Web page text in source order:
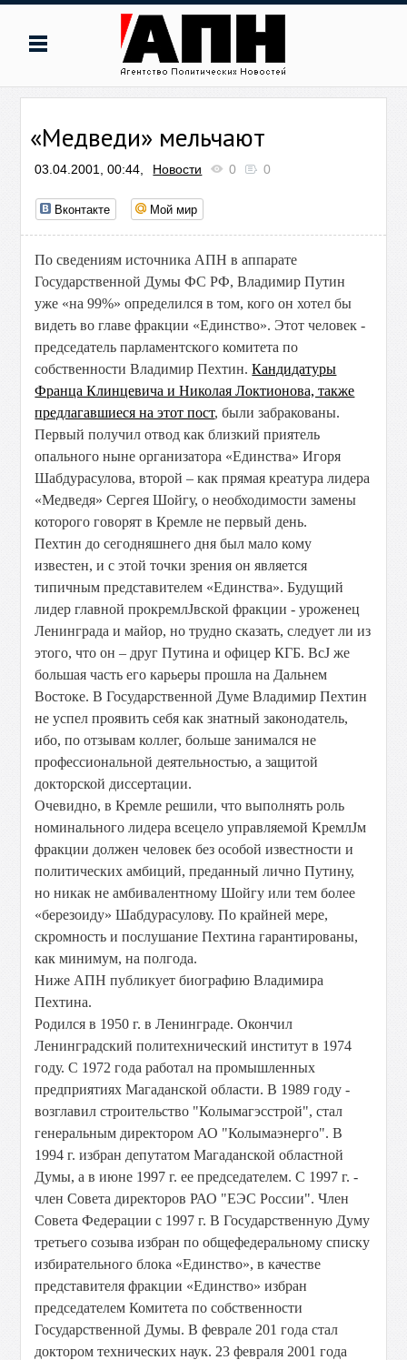
«Медведи» мельчают
03.04.2001, 00:44, Новости 0 0
Вконтакте Мой мир
По сведениям источника АПН в аппарате
Государственной Думы ФС РФ, Владимир Путин
уже «на 99%» определился в том, кого он хотел бы
видеть во главе фракции «Единство». Этот человек -
председатель парламентского комитета по
собственности Владимир Пехтин.Кандидатуры
Франца Клинцевича и Николая Локтионова, также
предлагавшиеся на этот пост, были забракованы.
Первый получил отвод как близкий приятель
опального ныне организатора «Единства» Игоря
Шабдурасулова, второй – как прямая креатура лидера
«Медведя» Сергея Шойгу, о необходимости замены
которого говорят в Кремле не первый день.
Пехтин до сегодняшнего дня был мало кому
известен, и с этой точки зрения он является
типичным представителем «Единства». Будущий
лидер главной прокремлЈвской фракции - уроженец
Ленинграда и майор, но трудно сказать, следует ли из
этого, что он – друг Путина и офицер КГБ. ВсЈ же
большая часть его карьеры прошла на Дальнем
Востоке. В Государственной Думе Владимир Пехтин
не успел проявить себя как знатный законодатель,
ибо, по отзывам коллег, больше занимался не
профессиональной деятельностью, а защитой
докторской диссертации.
Очевидно, в Кремле решили, что выполнять роль
номинального лидера всецело управляемой КремлЈм
фракции должен человек без особой известности и
политических амбиций, преданный лично Путину,
но никак не амбивалентному Шойгу или тем более
«березоиду» Шабдурасулову. По крайней мере,
скромность и послушание Пехтина гарантированы,
как минимум, на полгода.
Ниже АПН публикует биографию Владимира
Пехтина.
Родился в 1950 г. в Ленинграде. Окончил
Ленинградский политехнический институт в 1974
году. С 1972 года работал на промышленных
предприятиях Магаданской области. В 1989 году -
возглавил строительство "Колымагэсстрой", стал
генеральным директором АО "Колымаэнерго". В
1994 г. избран депутатом Магаданской областной
Думы, а в июне 1997 г. ее председателем. С 1997 г. -
член Совета директоров РАО "ЕЭС России". Член
Совета Федерации с 1997 г. В Государственную Думу
третьего созыва избран по общефедеральному списку
избирательного блока «Единство», в качестве
представителя фракции «Единство» избран
председателем Комитета по собственности
Государственной Думы. В феврале 201 года стал
доктором технических наук. 23 февраля 2001 года